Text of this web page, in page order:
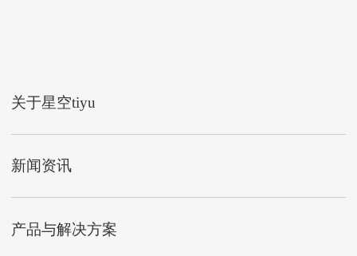
关于星空tiyu
新闻资讯
产品与解决方案